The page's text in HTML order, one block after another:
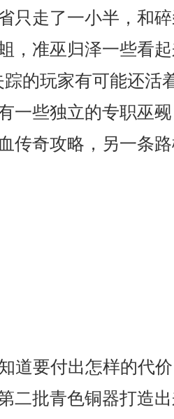
只走了一小半，和
，准巫归泽一些看
的玩家有可能还活
一些独立的专职巫
奇攻略，另一条
道要付出怎样的代
二批青色铜器打造